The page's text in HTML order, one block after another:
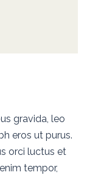
gravida, leo
eros ut purus.
orci luctus et
tempor,